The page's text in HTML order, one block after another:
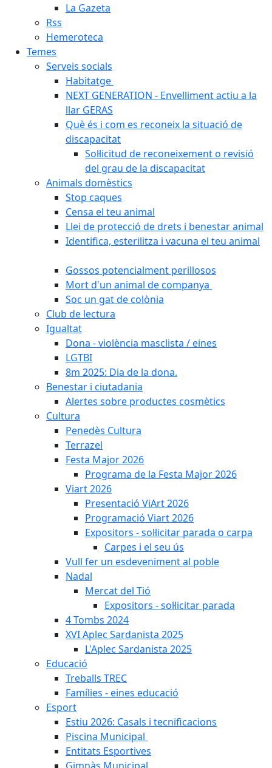
La Gazeta
Rss
Hemeroteca
Temes
Serveis socials
Habitatge
NEXT GENERATION - Envelliment actiu a la
llar GERAS
Què és i com es reconeix la situació de
discapacitat
Sol·licitud de reconeixement o revisió
del grau de la discapacitat
Animals domèstics
Stop caques
Censa el teu animal
Llei de protecció de drets i benestar animal
Identifica, esterilitza i vacuna el teu animal
Gossos potencialment perillosos
Mort d'un animal de companya
Soc un gat de colònia
Club de lectura
Igualtat
Dona - violència masclista / eines
LGTBI
8m 2025: Dia de la dona.
Benestar i ciutadania
Alertes sobre productes cosmètics
Cultura
Penedès Cultura
Terrazel
Festa Major 2026
Programa de la Festa Major 2026
Viart 2026
Presentació ViArt 2026
Programació Viart 2026
Expositors - sol·licitar parada o carpa
Carpes i el seu ús
Vull fer un esdeveniment al poble
Nadal
Mercat del Tió
Expositors - sol·licitar parada
4 Tombs 2024
XVI Aplec Sardanista 2025
L'Aplec Sardanista 2025
Educació
Treballs TREC
Famílies - eines educació
Esport
Estiu 2026: Casals i tecnificacions
Piscina Municipal
Entitats Esportives